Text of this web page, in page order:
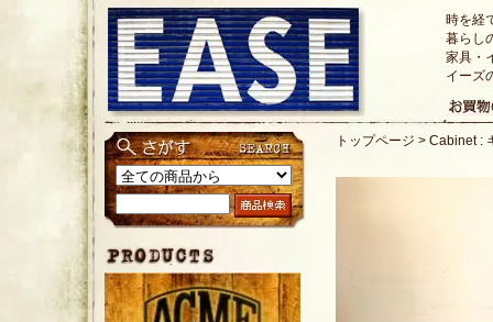
時を経
暮らし
家具・
イーズ
トップページ > Cabinet :